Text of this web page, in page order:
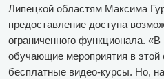
Липецкой областям Максима
предоставление доступа
ограниченного функционала.
обучающие мероприятия в этой
бесплатные видео-курсы. Но,